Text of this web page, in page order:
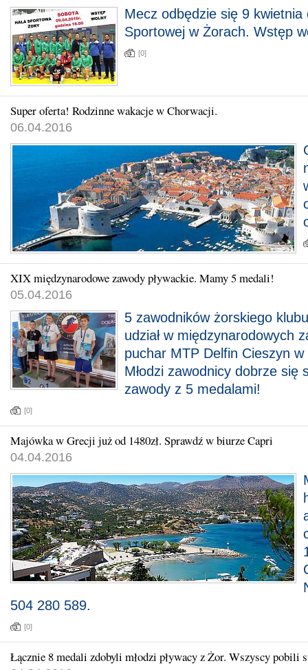
Mecz odbędzie się 9 kwietnia
Sportowej w Żorach. Wstęp
[0]
Super oferta! Rodzinne wakacje w Chorwacji.
06.04.2016
XIX międzynarodowe zawody pływackie. Mamy 5 medali!
05.04.2016
5 zawodników żorskiego
udział w międzynarodowych
puchar MTP Delfin Cieszyn w
Młodzi zawodnicy dobrze się
zawody z 5 medalami!
[0]
Majówka w Grecji już od 1480zł. Sprawdź w biurze Capri
04.04.2016
504 280 589.
[0]
Łącznie 8 medali zdobyli młodzi pływacy z Żor. Wszyscy pobili